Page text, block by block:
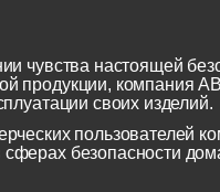
чувства настоящей
продукции, компания
своих изделий.
пользователей
безопасности